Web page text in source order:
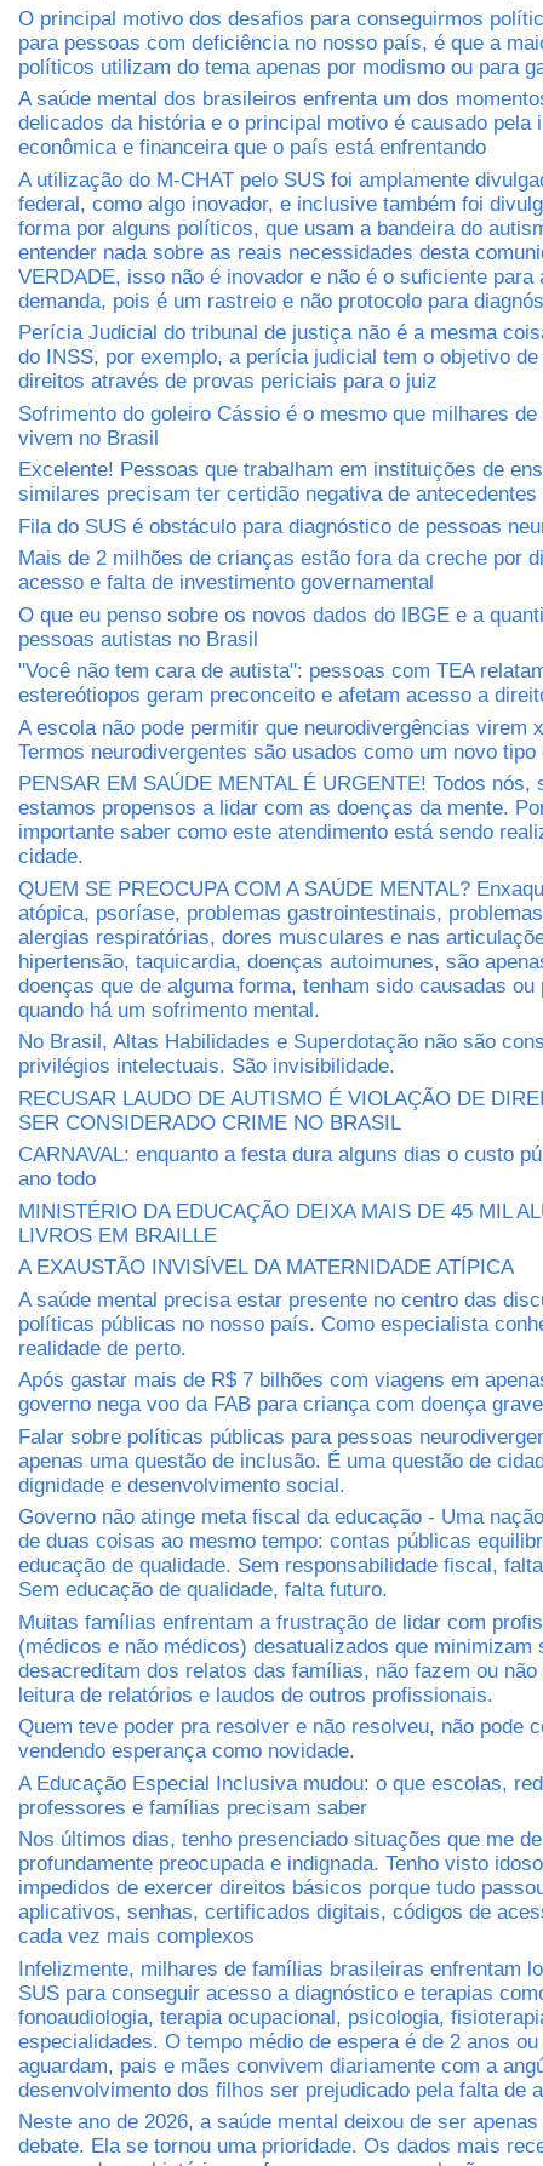
O principal motivo dos desafios para conseguirmos
para pessoas com deficiência no nosso país, é que a
políticos utilizam do tema apenas por modismo ou para
A saúde mental dos brasileiros enfrenta um dos
delicados da história e o principal motivo é causado pela
econômica e financeira que o país está enfrentando
A utilização do M-CHAT pelo SUS foi amplamente
federal, como algo inovador, e inclusive também foi
forma por alguns políticos, que usam a bandeira do
entender nada sobre as reais necessidades desta
VERDADE, isso não é inovador e não é o suficiente para
demanda, pois é um rastreio e não protocolo para
Perícia Judicial do tribunal de justiça não é a mesma
do INSS, por exemplo, a perícia judicial tem o objetivo
direitos através de provas periciais para o juiz
Sofrimento do goleiro Cássio é o mesmo que milhares
vivem no Brasil
Excelente! Pessoas que trabalham em instituições de
similares precisam ter certidão negativa de
Fila do SUS é obstáculo para diagnóstico de pessoas
Mais de 2 milhões de crianças estão fora da creche por
acesso e falta de investimento governamental
O que eu penso sobre os novos dados do IBGE e a
pessoas autistas no Brasil
"Você não tem cara de autista": pessoas com TEA
estereótiopos geram preconceito e afetam acesso a
A escola não pode permitir que neurodivergências virem
Termos neurodivergentes são usados como um novo tipo
PENSAR EM SAÚDE MENTAL É URGENTE! Todos nós,
estamos propensos a lidar com as doenças da mente.
importante saber como este atendimento está sendo
cidade.
QUEM SE PREOCUPA COM A SAÚDE MENTAL?
atópica, psoríase, problemas gastrointestinais,
alergias respiratórias, dores musculares e nas
hipertensão, taquicardia, doenças autoimunes, são
doenças que de alguma forma, tenham sido causadas ou
quando há um sofrimento mental.
No Brasil, Altas Habilidades e Superdotação não são
privilégios intelectuais. São invisibilidade.
RECUSAR LAUDO DE AUTISMO É VIOLAÇÃO DE
SER CONSIDERADO CRIME NO BRASIL
CARNAVAL: enquanto a festa dura alguns dias o custo
ano todo
MINISTÉRIO DA EDUCAÇÃO DEIXA MAIS DE 45 MIL
LIVROS EM BRAILLE
A EXAUSTÃO INVISÍVEL DA MATERNIDADE ATÍPICA
A saúde mental precisa estar presente no centro das
políticas públicas no nosso país. Como especialista
realidade de perto.
Após gastar mais de R$ 7 bilhões com viagens em
governo nega voo da FAB para criança com doença grave
Falar sobre políticas públicas para pessoas
apenas uma questão de inclusão. É uma questão de
dignidade e desenvolvimento social.
Governo não atinge meta fiscal da educação - Uma
de duas coisas ao mesmo tempo: contas públicas
educação de qualidade. Sem responsabilidade fiscal,
Sem educação de qualidade, falta futuro.
Muitas famílias enfrentam a frustração de lidar com
(médicos e não médicos) desatualizados que minimizam
desacreditam dos relatos das famílias, não fazem ou
leitura de relatórios e laudos de outros profissionais.
Quem teve poder pra resolver e não resolveu, não pode
vendendo esperança como novidade.
A Educação Especial Inclusiva mudou: o que escolas,
professores e famílias precisam saber
Nos últimos dias, tenho presenciado situações que me
profundamente preocupada e indignada. Tenho visto
impedidos de exercer direitos básicos porque tudo
aplicativos, senhas, certificados digitais, códigos de
cada vez mais complexos
Infelizmente, milhares de famílias brasileiras enfrentam
SUS para conseguir acesso a diagnóstico e terapias
fonoaudiologia, terapia ocupacional, psicologia,
especialidades. O tempo médio de espera é de 2 anos
aguardam, pais e mães convivem diariamente com a
desenvolvimento dos filhos ser prejudicado pela falta de
Neste ano de 2026, a saúde mental deixou de ser
debate. Ela se tornou uma prioridade. Os dados mais